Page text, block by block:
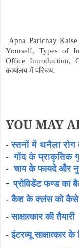
Apna Parichay
Yourself, Types of
Office Introduction,
कार्यालय में परिचय.
YOU MAY
-स्तनों में थनैला
-गोंद के प्राकृतिक
-चाय के फायदे और
-प्रोविडेंट फण्ड का
-कैश के क्लंस को
-साक्षात्कार की तैयारी
-इंटरव्यू साक्षात्कार